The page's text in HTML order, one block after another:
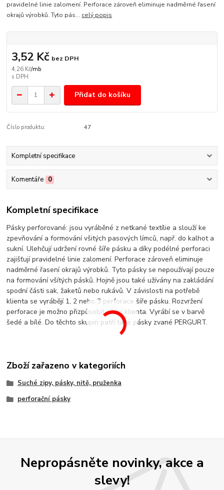
pravidelné linie zalomení. Perforace zároveň eliminuje nadměrné řasení
okrajů výrobků. Tyto pás... celý popis
4,26 Kč/mb
3,52 Kč bez DPH
Přidat do košíku
Číslo produktu: 47
Kompletní specifikace
Komentáře 0
Kompletní specifikace
Pásky perforované: jsou vyráběné z netkané textílie a slouží ke
zpevňování a formování všitých pasových límců, např. do kalhot a
sukní. Ulehčují udržení rovné šíře pásku a díky podélné perforaci
zajišťují pravidelné linie zalomení. Perforace zároveň eliminuje
nadměrné řasení okrajů výrobků. Tyto pásky se nepoužívají pouze
na formování všítých pásků. Hojně jsou také užívány na zakládání
spodní části sak, žaketů nebo rukávů. V závislosti na potřebě
klienta se vyrábějí 1, 2 nebo 3 perforace šíře pásku. Rozvržení
perforace je možno přizpůsobit přání klienta. Vyrábí se v barvě
šedé a bílé. Do těchto skupin patří také pásky zvané PERGURT.
Zboží zařazeno v kategoriích
Suché zipy, pásky, nitě, pruženka
perforační pásky
Nepropásněte novinky, akce a
slevy!